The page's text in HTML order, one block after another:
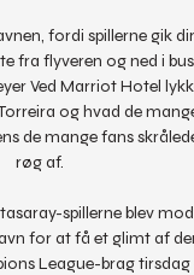
fordi spillerne gik
fra flyveren og ned i
Ved Marriot Hotel
og hvad de
de mange fans
røg af.
spillerne blev
for at få et glimt af
League-brag tirsdag